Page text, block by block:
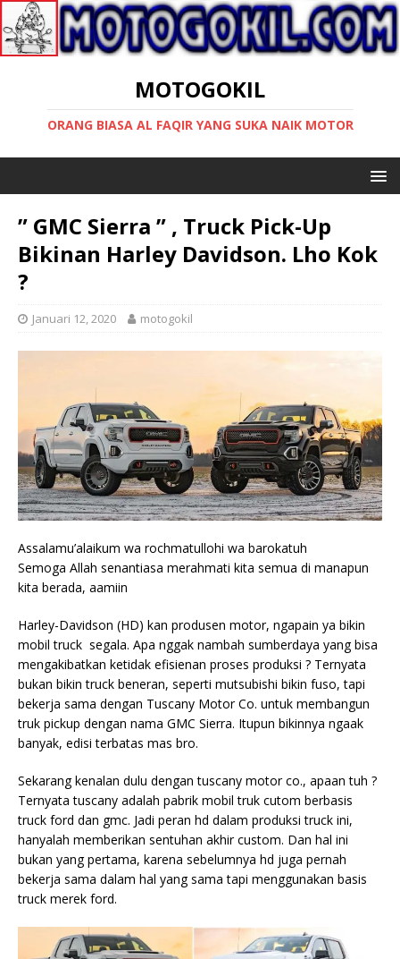
MOTOGOKIL
ORANG BIASA AL FAQIR YANG SUKA NAIK MOTOR
” GMC Sierra ” , Truck Pick-Up
Bikinan Harley Davidson. Lho Kok
?
Januari 12, 2020 motogokil
Assalamu’alaikum wa rochmatullohi wa barokatuh
Semoga Allah senantiasa merahmati kita semua di manapun
kita berada, aamiin
Harley-Davidson (HD) kan produsen motor, ngapain ya bikin
mobil truck segala. Apa nggak nambah sumberdaya yang bisa
mengakibatkan ketidak efisienan proses produksi ? Ternyata
bukan bikin truck beneran, seperti mutsubishi bikin fuso, tapi
bekerja sama dengan Tuscany Motor Co. untuk membangun
truk pickup dengan nama GMC Sierra. Itupun bikinnya ngaak
banyak, edisi terbatas mas bro.
Sekarang kenalan dulu dengan tuscany motor co., apaan tuh ?
Ternyata tuscany adalah pabrik mobil truk cutom berbasis
truck ford dan gmc. Jadi peran hd dalam produksi truck ini,
hanyalah memberikan sentuhan akhir custom. Dan hal ini
bukan yang pertama, karena sebelumnya hd juga pernah
bekerja sama dalam hal yang sama tapi menggunakan basis
truck merek ford.